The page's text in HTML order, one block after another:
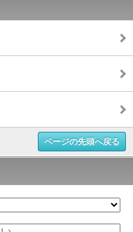
ページの先頭へ戻る